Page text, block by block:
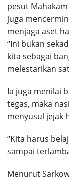
pesut
juga
menjaga aset
“Ini bukan
kita sebagai
melestarikan
Ia juga menilai
tegas, maka
menyusul jejak
“Kita harus
sampai
Menurut